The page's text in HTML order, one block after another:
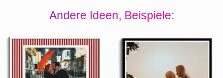
Andere Ideen, Beispiele: